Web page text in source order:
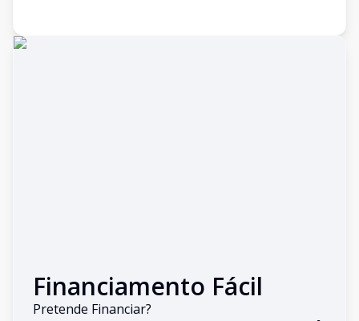
Financiamento Fácil
Pretende Financiar?